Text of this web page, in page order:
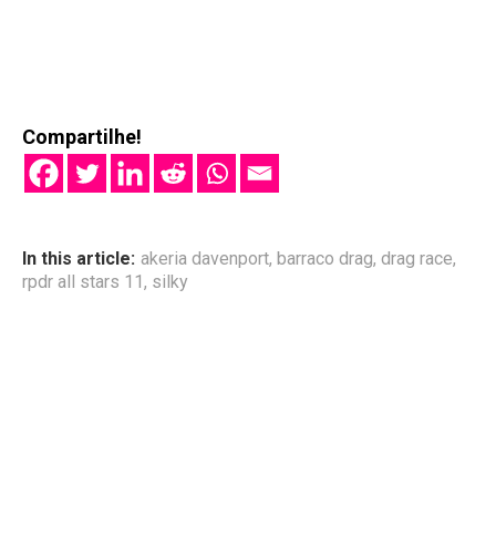
Compartilhe!
In this article: akeria davenport, barraco drag, drag race,
rpdr all stars 11, silky